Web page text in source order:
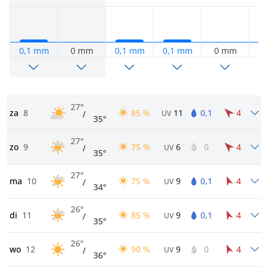
0,1 mm 0 mm 0,1 mm 0,1 mm 0 mm
za 8
27°
/ 35°
85 % UV 11 0,1 4
zo 9
27°
/ 35°
75 % UV 6 0 4
ma 10
27°
/ 34°
75 % UV 9 0,1 4
di 11
26°
/ 35°
85 % UV 9 0,1 4
wo 12
26°
/ 36°
90 % UV 9 0 4